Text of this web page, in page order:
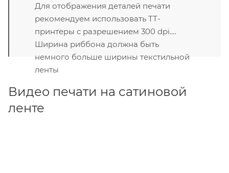
Для отображения деталей печати
рекомендуем использовать ТТ-
принтеры с разрешением 300 dpi.
Ширина риббона должна быть
немного больше ширины текстильной
ленты
Видео печати на сатиновой
ленте